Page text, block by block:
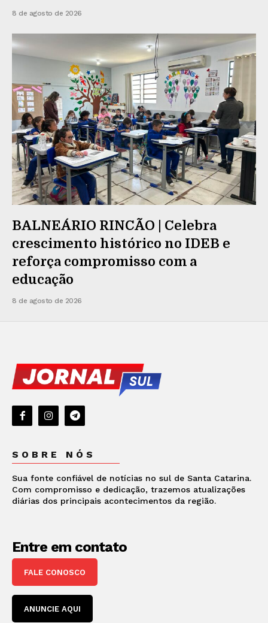
8 de agosto de 2026
BALNEÁRIO RINCÃO | Celebra
crescimento histórico no IDEB e
reforça compromisso com a
educação
8 de agosto de 2026
SOBRE NÓS
Sua fonte confiável de notícias no sul de Santa Catarina.
Com compromisso e dedicação, trazemos atualizações
diárias dos principais acontecimentos da região.
Entre em contato
FALE CONOSCO
ANUNCIE AQUI